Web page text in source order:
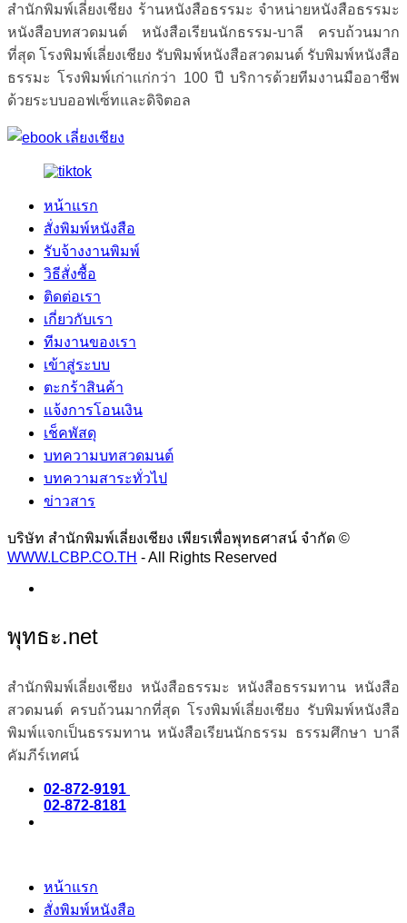
สำนักพิมพ์เลี่ยงเชียง ร้านหนังสือธรรมะ จำหน่ายหนังสือธรรมะ
หนังสือบทสวดมนต์ หนังสือเรียนนักธรรม-บาลี ครบถ้วนมาก
ที่สุด โรงพิมพ์เลี่ยงเชียง รับพิมพ์หนังสือสวดมนต์ รับพิมพ์หนังสือ
ธรรมะ โรงพิมพ์เก่าแก่กว่า 100 ปี บริการด้วยทีมงานมืออาชีพ
ด้วยระบบออฟเซ็ทและดิจิตอล
หน้าแรก
สั่งพิมพ์หนังสือ
รับจ้างงานพิมพ์
วิธีสั่งซื้อ
ติดต่อเรา
เกี่ยวกับเรา
ทีมงานของเรา
เข้าสู่ระบบ
ตะกร้าสินค้า
แจ้งการโอนเงิน
เช็คพัสดุ
บทความบทสวดมนต์
บทความสาระทั่วไป
ข่าวสาร
บริษัท สำนักพิมพ์เลี่ยงเชียง เพียรเพื่อพุทธศาสน์ จำกัด ©
WWW.LCBP.CO.TH - All Rights Reserved
พุทธะ.net
สำนักพิมพ์เลี่ยงเชียง หนังสือธรรมะ หนังสือธรรมทาน หนังสือ
สวดมนต์ ครบถ้วนมากที่สุด โรงพิมพ์เลี่ยงเชียง รับพิมพ์หนังสือ
พิมพ์แจกเป็นธรรมทาน หนังสือเรียนนักธรรม ธรรมศึกษา บาลี
คัมภีร์เทศน์
02-872-9191
02-872-8181
หน้าแรก
สั่งพิมพ์หนังสือ